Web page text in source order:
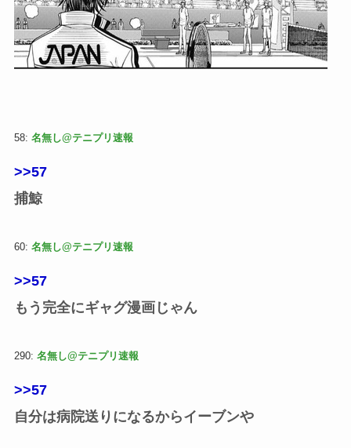
58: 名無し@テニプリ速報
>>57
捕鯨
60: 名無し@テニプリ速報
>>57
もう完全にギャグ漫画じゃん
290: 名無し@テニプリ速報
>>57
自分は病院送りになるからイーブンや